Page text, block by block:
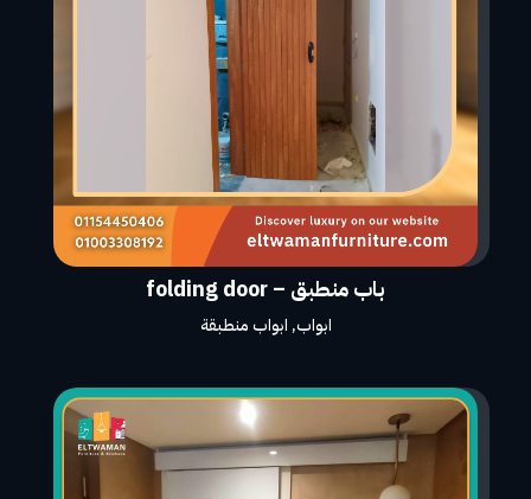
باب منطبق – folding door
ابواب, ابواب منطبقة